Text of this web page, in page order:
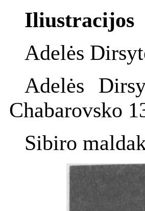
Iliustracijos
Adelės
Adelės
Chabarovsko
Sibiro